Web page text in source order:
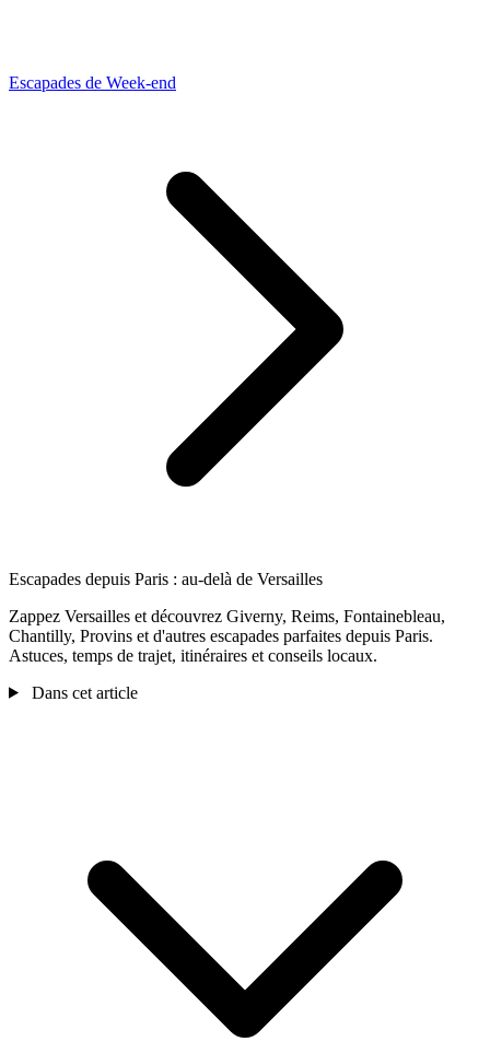
Escapades de Week-end
Escapades depuis Paris : au‑delà de Versailles
Zappez Versailles et découvrez Giverny, Reims, Fontainebleau,
Chantilly, Provins et d'autres escapades parfaites depuis Paris.
Astuces, temps de trajet, itinéraires et conseils locaux.
Dans cet article